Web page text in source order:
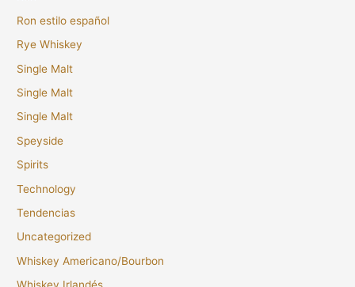
Ron estilo español
Rye Whiskey
Single Malt
Single Malt
Single Malt
Speyside
Spirits
Technology
Tendencias
Uncategorized
Whiskey Americano/Bourbon